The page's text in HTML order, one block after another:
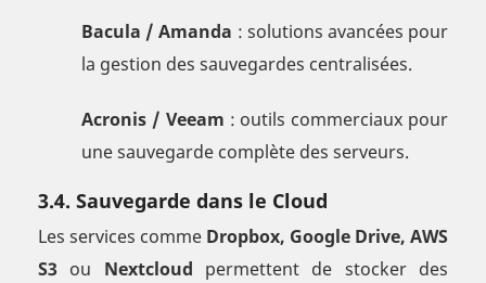
Bacula / Amanda : solutions avancées pour
la gestion des sauvegardes centralisées.
Acronis / Veeam : outils commerciaux pour
une sauvegarde complète des serveurs.
3.4. Sauvegarde dans le Cloud
Les services comme Dropbox, Google Drive, AWS
S3 ou Nextcloud permettent de stocker des